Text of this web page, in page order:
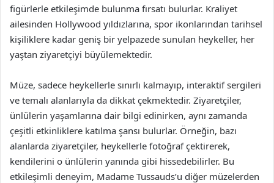
figürlerle etkileşimde bulunma fırsatı bulurlar. Kraliyet
ailesinden Hollywood yıldızlarına, spor ikonlarından tarihsel
kişiliklere kadar geniş bir yelpazede sunulan heykeller, her
yaştan ziyaretçiyi büyülemektedir.
Müze, sadece heykellerle sınırlı kalmayıp, interaktif sergileri
ve temalı alanlarıyla da dikkat çekmektedir. Ziyaretçiler,
ünlülerin yaşamlarına dair bilgi edinirken, aynı zamanda
çeşitli etkinliklere katılma şansı bulurlar. Örneğin, bazı
alanlarda ziyaretçiler, heykellerle fotoğraf çektirerek,
kendilerini o ünlülerin yanında gibi hissedebilirler. Bu
etkileşimli deneyim, Madame Tussauds’u diğer müzelerden